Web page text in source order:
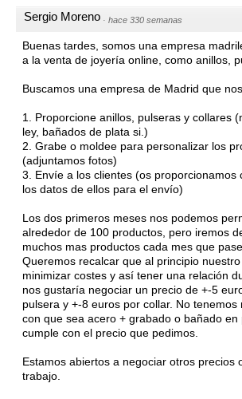
Sergio Moreno · hace 330 semanas
Buenas tardes, somos una empresa
a la venta de joyería online, como anillos,
Buscamos una empresa de Madrid que
1. Proporcione anillos, pulseras y collares
ley, bañados de plata si.)
2. Grabe o moldee para personalizar los
(adjuntamos fotos)
3. Envíe a los clientes (os proporcionamos
los datos de ellos para el envío)
Los dos primeros meses nos podemos
alrededor de 100 productos, pero iremos
muchos mas productos cada mes que
Queremos recalcar que al principio
minimizar costes y así tener una relación
nos gustaría negociar un precio de +-5
pulsera y +-8 euros por collar. No tenemos
con que sea acero + grabado o bañado en
cumple con el precio que pedimos.
Estamos abiertos a negociar otros precios
trabajo.